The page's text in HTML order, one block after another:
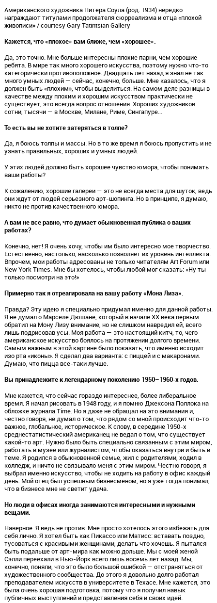
Американского художника Питера Соула (род. 1934) нередко
награждают титулами продолжателя сюрреализма и отца «плохой
живописи» / courtesy Gary Tatintsian Gallery
Кажется, что «плохое» вам ближе, чем «хорошее».
Да, это точно. Мне больше интересны плохие парни, чем хорошие
ребята. В мире так много хорошего искусства, поэтому нужно что-то
категорически противоположное. Двадцать лет назад я знал не так
много умных людей — сейчас, конечно, больше. Мне казалось, что я
должен быть «плохим», чтобы выделиться. На самом деле разницы в
качестве между плохим и хорошим искусством практически не
существует, это всегда вопрос отношения. Хороших художников
сотни, тысячи — в Москве, Милане, Риме, Сингапуре…
То есть вы не хотите затеряться в толпе?
Да, я боюсь толпы и массы. Но в то же время я боюсь пропустить и не
узнать правильных, хороших и умных людей.
У этих людей должно быть хорошее чувство юмора, чтобы понимать
ваши работы?
К сожалению, хорошие галереи — это не всегда места для шуток, ведь
они ждут от людей серьезного арт-шопинга. Но в принципе, я думаю,
никто не против качественного юмора.
А вам не все равно, что думает обыкновенная публика о ваших
работах?
Конечно, нет! Я очень хочу, чтобы им было интересно мое творчество.
Естественно, настолько, насколько позволяет их уровень интеллекта.
Впрочем, мои работы адресованы не только читателям Art Forum или
New York Times. Мне бы хотелось, чтобы любой мог сказать: «Ну ты
только посмотри на это!»
Примерно так я отреагировала на вашу работу «Мона Лиза».
Правда? Эту идею я специально придумал именно для данной работы.
Я не думал о Марселе Дюшане, который в начале XX века первым
обратил на Мону Лизу внимание, но не слишком навредил ей, всего
лишь подрисовав усы. Моя работа — это настоящий китч, то, чего
американское искусство боялось на протяжении долгого времени.
Самым важным в этой картине было показать, что именно исходит
изо рта «иконы». Я сделал два варианта: с пиццей и с макаронами.
Думаю, что пицца все-таки лучше.
Вы принадлежите к легендарному поколению 1950–1960-х годов.
Мне кажется, что сейчас гораздо интереснее, более либеральное
время. Я начал рисовать в 1948 году, и я помню Джексона Поллока на
обложке журнала Time. Но я даже не обращал на это внимания и,
честно говоря, не думал о том, что рядом со мной происходит что-то
важное, глобальное, историческое. К слову, в середине 1950-х
среднестатистический американец не ведал о том, что существует
какой-то арт. Нужно было быть специально связанным с этим миром,
работать в музее или журналистом, чтобы оказаться внутри и быть в
теме. Я родился в обыкновенной семье, жил с родителями, ходил в
колледж, и ничто не связывало меня с этим миром. Честно говоря, я
выбрал именно искусство, чтобы не ходить на работу в офис каждый
день. Мой отец был успешным бизнесменом, но я уже тогда понимал,
что в бизнесе мне не светит удача.
Но люди в офисах иногда занимаются интересными и нужными
вещами.
Наверное. Я ведь не против. Мне просто хотелось этого избежать для
себя лично. Я хотел быть как Пикассо или Матисс: вставать поздно,
тусоваться с красивыми женщинами, делать что хочешь. Я пытался
быть подальше от арт-мира как можно дольше. Мы с моей женой
Сэлли переехали в Нью-Йорк всего лишь восемь лет назад. Мы,
конечно, поняли, что это было большой ошибкой — отстраняться от
художественного сообщества. До этого я довольно долго работал
преподавателем искусств в университете в Техасе. Мне кажется, это
была очень хорошая подготовка, потому что я получил навык
публичных выступлений и представления себя и своих идей.